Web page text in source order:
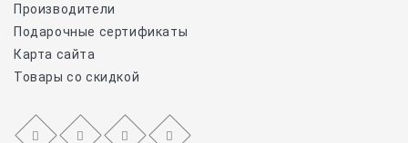
Производители
Подарочные сертификаты
Карта сайта
Товары со скидкой